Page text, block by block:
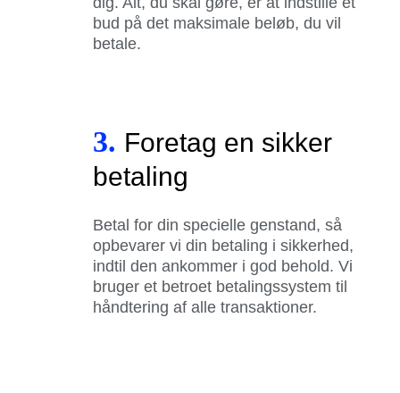
bud på det maksimale beløb, du vil
betale.
3. Foretag en sikker
betaling
Betal for din specielle genstand, så
opbevarer vi din betaling i sikkerhed,
indtil den ankommer i god behold. Vi
bruger et betroet betalingssystem til
håndtering af alle transaktioner.